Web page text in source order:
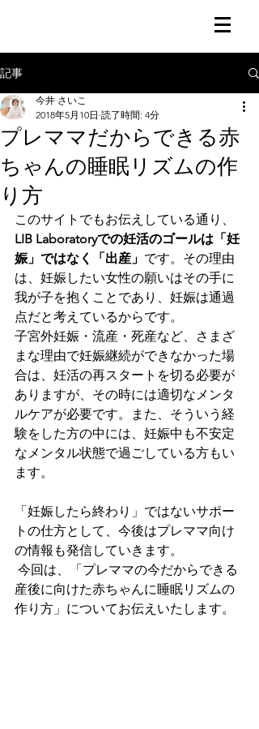
記事
プレママだからできる赤
ちゃんの睡眠リズムの作
り方
今井 さいこ
2018年5月10日 読了時間: 4分
このサイトでもお伝えしている通り、
LIB Laboratoryでの妊活のゴールは「妊
娠」ではなく「出産」 です。その理由
は、妊娠したい女性の願いはその手に
我が子を抱くことであり、妊娠は通過
点だと考えているからです。
子宮外妊娠・流産・死産など、さまざ
まな理由で妊娠継続ができなかった場
合は、妊活の再スタートを切る必要が
ありますが、その時には適切なメンタ
ルケアが必要です。また、そういう経
験をした方の中には、妊娠中も不安定
なメンタル状態で過ごしている方もい
ます。
「妊娠したら終わり」ではないサポー
トの仕方として、今後はプレママ向け
の情報も発信していきます。
産後に向けた赤ちゃんに睡眠リズムの
作り方」についてお伝えいたします。